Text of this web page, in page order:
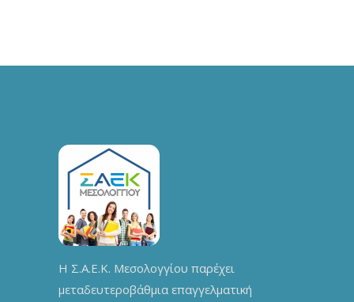
Η Σ.Α.Ε.Κ. Μεσολογγίου παρέχει
μεταδευτεροβάθμια επαγγελματική